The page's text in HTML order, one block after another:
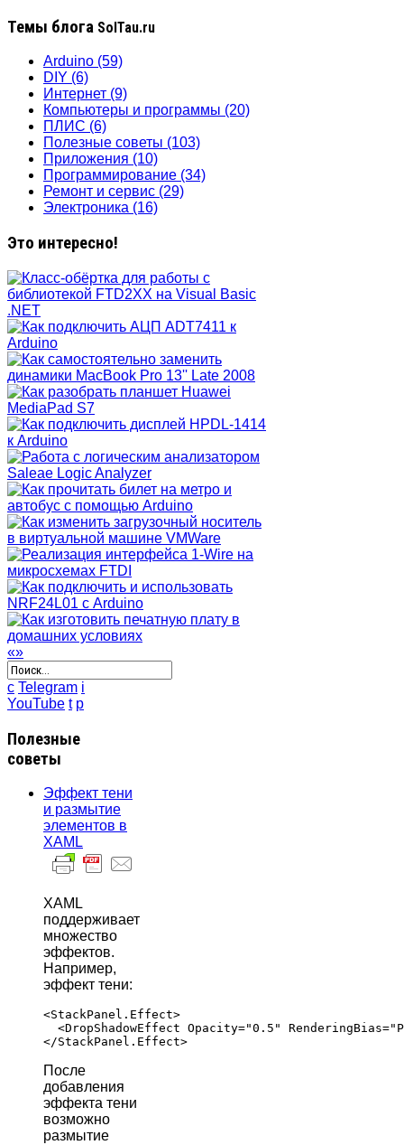
Темы блога SolTau.ru
Arduino (59)
DIY (6)
Интернет (9)
Компьютеры и программы (20)
ПЛИС (6)
Полезные советы (103)
Приложения (10)
Программирование (34)
Ремонт и сервис (29)
Электроника (16)
Это интересно!
«»
c Telegram i
YouTube t p
Полезные
советы
Эффект тени
и размытие
элементов в
XAML
XAML
поддерживает
множество
эффектов.
Например,
эффект тени:
<StackPanel.Effect>
<DropShadowEffect Opacity="0.5"
После
добавления
эффекта тени
возможно
размытие